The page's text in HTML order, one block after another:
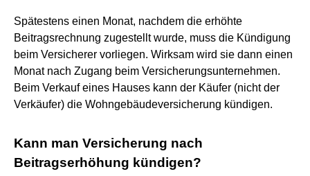
Spätestens einen Monat, nachdem die erhöhte
Beitragsrechnung zugestellt wurde, muss die Kündigung
beim Versicherer vorliegen. Wirksam wird sie dann einen
Monat nach Zugang beim Versicherungsunternehmen.
Beim Verkauf eines Hauses kann der Käufer (nicht der
Verkäufer) die Wohngebäudeversicherung kündigen.
Kann man Versicherung nach
Beitragserhöhung kündigen?